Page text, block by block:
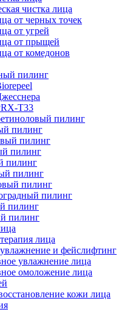
чистка лица
от черных точек
от угрей
от прыщей
от комедонов
пилинг
T33
пилинг
пилинг
пилинг
пилинг
пилинг
пилинг
пилинг
пилинг
пилинг
пилинг
лица
и фейслифтинг
увлажнение лица
омоложение лица
кожи лица